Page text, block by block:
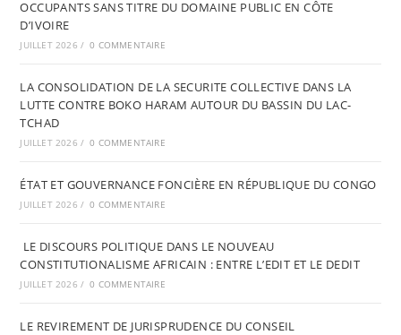
OCCUPANTS SANS TITRE DU DOMAINE PUBLIC EN CÔTE
D’IVOIRE
JUILLET 2026 / 0 COMMENTAIRE
LA CONSOLIDATION DE LA SECURITE COLLECTIVE DANS LA
LUTTE CONTRE BOKO HARAM AUTOUR DU BASSIN DU LAC-
TCHAD
JUILLET 2026 / 0 COMMENTAIRE
ÉTAT ET GOUVERNANCE FONCIÈRE EN RÉPUBLIQUE DU CONGO
JUILLET 2026 / 0 COMMENTAIRE
LE DISCOURS POLITIQUE DANS LE NOUVEAU
CONSTITUTIONALISME AFRICAIN : ENTRE L’EDIT ET LE DEDIT
JUILLET 2026 / 0 COMMENTAIRE
LE REVIREMENT DE JURISPRUDENCE DU CONSEIL